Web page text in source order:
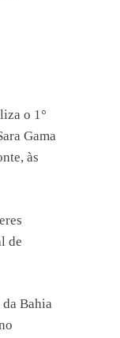
o 1°
Gama
às
de
Bahia